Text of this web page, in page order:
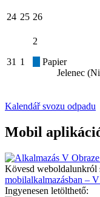
24 25 26
31 1
2
Papier
Jelenec
Kalendář svozu odpadu
Mobil
Kövesd weboldalunkról
mobilalkalmazásban –
Ingyenesen letölthető: